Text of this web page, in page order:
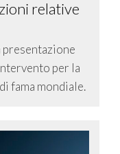
relative
presentazione
per la
fama mondiale.